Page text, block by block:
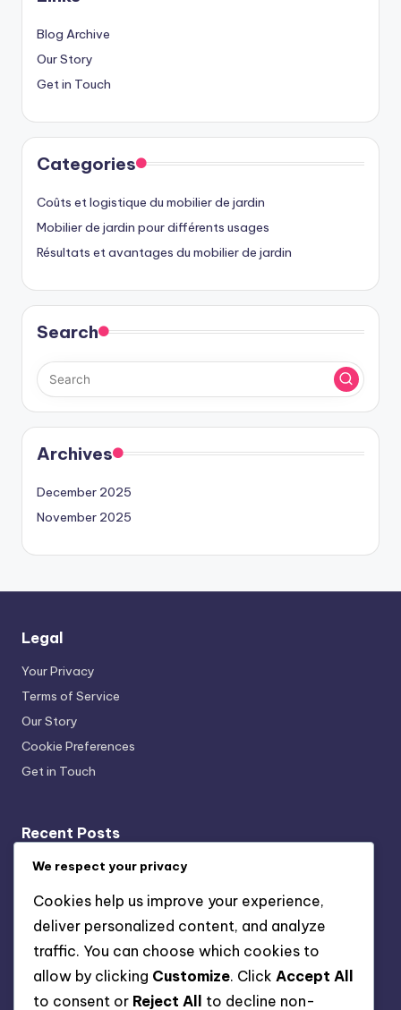
Blog Archive
Our Story
Get in Touch
Categories
Coûts et logistique du mobilier de jardin
Mobilier de jardin pour différents usages
Résultats et avantages du mobilier de jardin
Search
Archives
December 2025
November 2025
Legal
Your Privacy
Terms of Service
Our Story
Cookie Preferences
Get in Touch
Recent Posts
Tables De Jardin En Verre: Élégance, Facilité de
Bancs De Jardin En Métal: Robustes, Modernes, Peu
d’entretien
Mobilier De Jardin En Teck: Coût élevé, Esthétique,
Durabilité
We respect your privacy
Cookies help us improve your experience,
deliver personalized content, and analyze
traffic. You can choose which cookies to
allow by clicking Customize. Click Accept All
to consent or Reject All to decline non-